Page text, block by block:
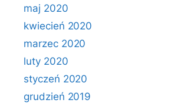
maj 2020
kwiecień 2020
marzec 2020
luty 2020
styczeń 2020
grudzień 2019